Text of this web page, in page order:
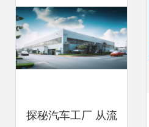
探秘汽车工厂 从流